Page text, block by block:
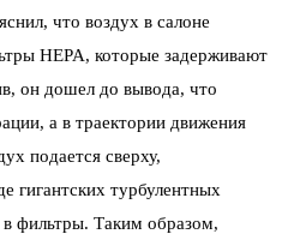
что воздух в салоне
HEPA, которые задерживают
он дошел до вывода, что
а в траектории движения
подается сверху,
гигантских турбулентных
фильтры. Таким образом,